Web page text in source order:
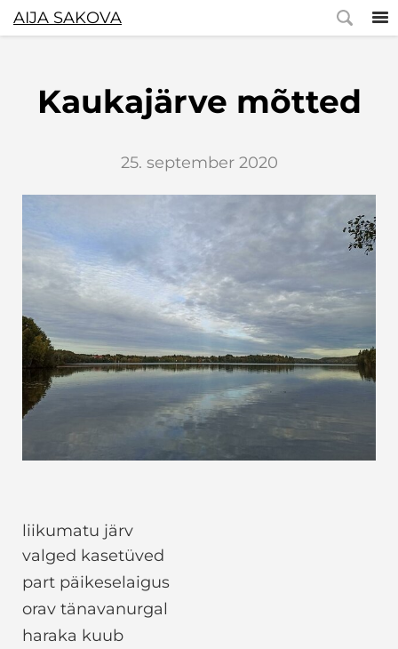
AIJA SAKOVA
Kaukajärve mõtted
25. september 2020
liikumatu järv
valged kasetüved
part päikeselaigus
orav tänavanurgal
haraka kuub